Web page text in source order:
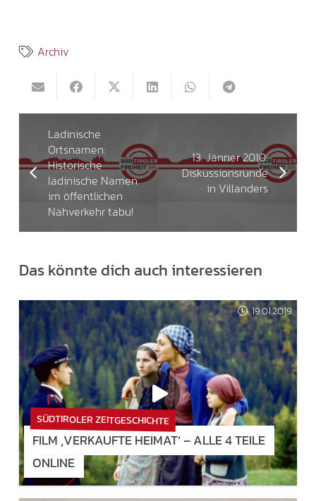
Archiv
Ladinische
Ortsnamen:
Historische
ladinische Namen
im öffentlichen
Nahverkehr tabu!
13. Jänner 2010:
Diskussionsrunde
in Villanders
Das könnte dich auch interessieren
19.01.2019
SÜDTIROLER ZEITGESCHICHTE
FILM ‚VERKAUFTE HEIMAT‘ – ALLE 4 TEILE
ONLINE